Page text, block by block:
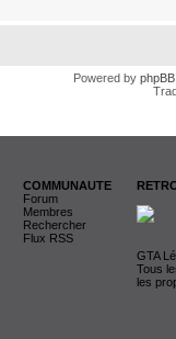
Powered by phpBB
COMMUNAUTE
Forum
Membres
Rechercher
Flux RSS
GTA
Tous
les